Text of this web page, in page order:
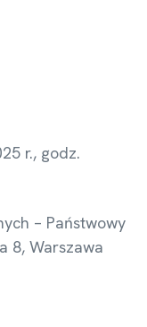
r., godz.
– Państwowy
8, Warszawa